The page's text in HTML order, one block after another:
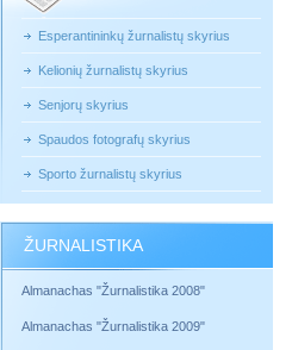
Esperantininkų žurnalistų skyrius
Kelionių žurnalistų skyrius
Senjorų skyrius
Spaudos fotografų skyrius
Sporto žurnalistų skyrius
ŽURNALISTIKA
Almanachas "Žurnalistika 2008"
Almanachas "Žurnalistika 2009"